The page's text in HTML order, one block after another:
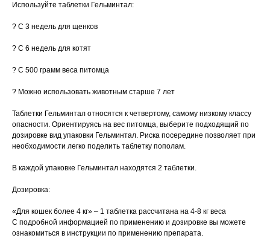
Используйте таблетки Гельминтал:
? С 3 недель для щенков
? С 6 недель для котят
? С 500 грамм веса питомца
? Можно использовать животным старше 7 лет
Таблетки Гельминтал относятся к четвертому, самому низкому классу
опасности. Ориентируясь на вес питомца, выберите подходящий по
дозировке вид упаковки Гельминтал. Риска посередине позволяет при
необходимости легко поделить таблетку пополам.
В каждой упаковке Гельминтал находятся 2 таблетки.
Дозировка:
«Для кошек более 4 кг» – 1 таблетка рассчитана на 4-8 кг веса
С подробной информацией по применению и дозировке вы можете
ознакомиться в инструкции по применению препарата.
Данный сайт носит информационный характер и
не является публичной офертой.
Политика конфиденциальности
Согласие на обработку перс. данных
+7 (3452) 57-54-36
Хотите у нас работать?
Правила оказания ветеринарной помощи